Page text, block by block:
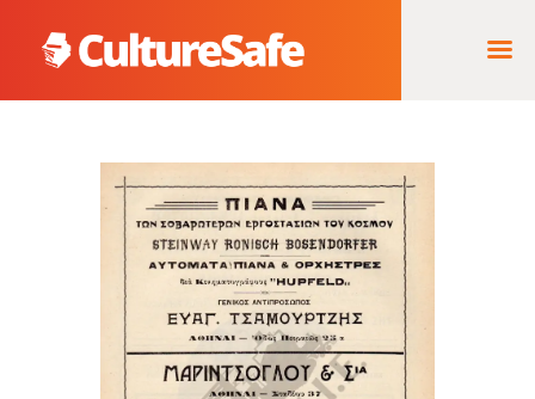
ΑΡΧΙΚΉ
ΦΟΡΈΑΣ ΥΛΟΠΟΊΗΣΗΣ
& ΈΡΓΑ
ΘΗΣΑΥΡΌΣ
ΤΕΚΜΗΡΊΩΝ